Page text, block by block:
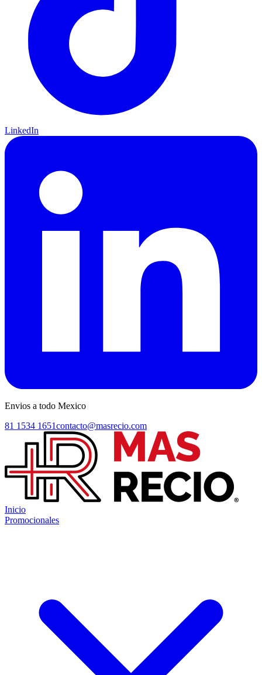
LinkedIn
Envios a todo Mexico
81 1534 1651contacto@masrecio.com
Inicio
Promocionales